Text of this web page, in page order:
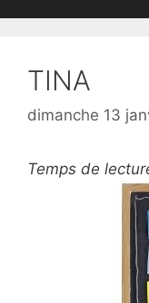
TINA
dimanche 13
Temps de